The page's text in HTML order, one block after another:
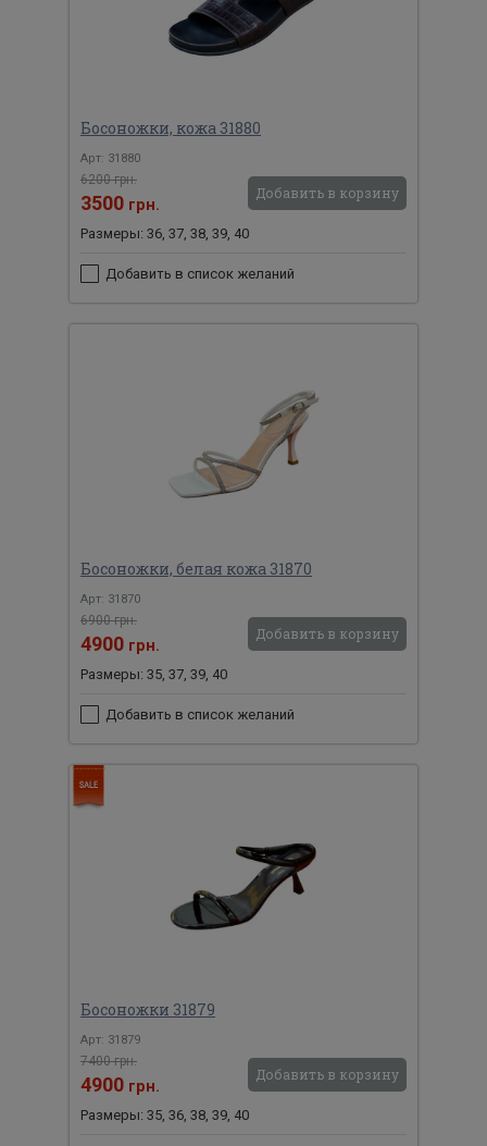
Босоножки, кожа 31880
Арт: 31880
6200 грн.
3500 грн.
Добавить в корзину
Размеры: 36, 37, 38, 39, 40
Добавить в список желаний
Босоножки, белая кожа 31870
Арт: 31870
6900 грн.
4900 грн.
Добавить в корзину
Размеры: 35, 37, 39, 40
Добавить в список желаний
Босоножки 31879
Арт: 31879
7400 грн.
4900 грн.
Добавить в корзину
Размеры: 35, 36, 38, 39, 40